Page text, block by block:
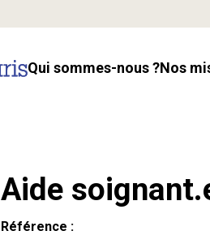
Qui sommes-nous ? Nos
Aide
Référence :